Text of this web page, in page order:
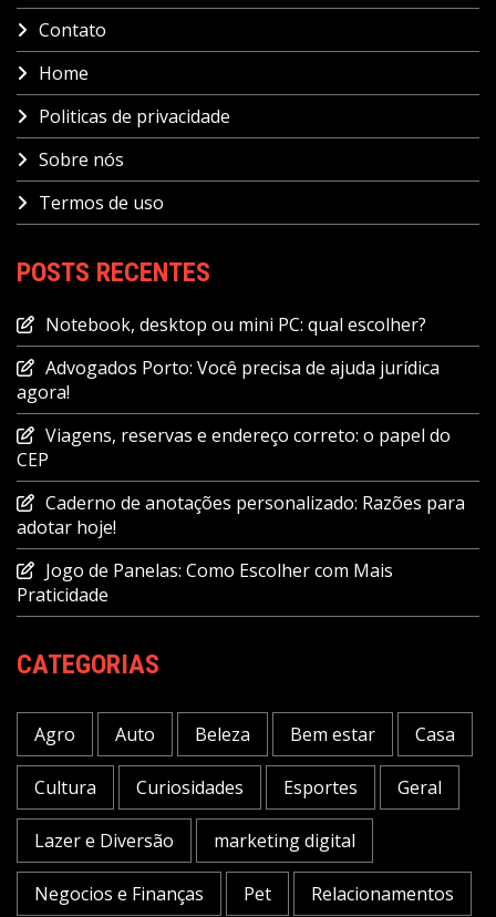
Contato
Home
Politicas de privacidade
Sobre nós
Termos de uso
POSTS RECENTES
Notebook, desktop ou mini PC: qual escolher?
Advogados Porto: Você precisa de ajuda jurídica
agora!
Viagens, reservas e endereço correto: o papel do
CEP
Caderno de anotações personalizado: Razões para
adotar hoje!
Jogo de Panelas: Como Escolher com Mais
Praticidade
CATEGORIAS
Agro Auto Beleza Bem estar Casa
Cultura Curiosidades Esportes Geral
Lazer e Diversão marketing digital
Negocios e Finanças Pet Relacionamentos